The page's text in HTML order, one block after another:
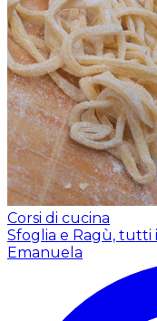
Corsi di cucina
Sfoglia e Ragù, tutti
Emanuela